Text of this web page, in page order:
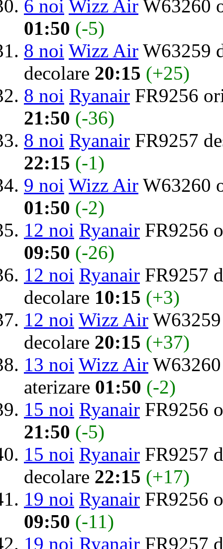
6 noi Wizz Air W63260
01:50 (-5)
8 noi Wizz Air W63259
decolare 20:15 (+25)
8 noi Ryanair FR9256
21:50 (-36)
8 noi Ryanair FR9257
22:15 (-1)
9 noi Wizz Air W63260
01:50 (-2)
12 noi Ryanair FR9256
09:50 (-26)
12 noi Ryanair FR9257
decolare 10:15 (+3)
12 noi Wizz Air
decolare 20:15 (+37)
13 noi Wizz Air
aterizare 01:50 (-2)
15 noi Ryanair FR9256
21:50 (-5)
15 noi Ryanair FR9257
decolare 22:15 (+17)
19 noi Ryanair FR9256
09:50 (-11)
19 noi Ryanair FR9257